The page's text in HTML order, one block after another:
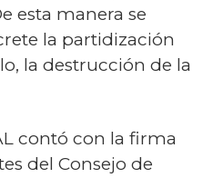
esta manera se
la partidización
la destrucción de la
contó con la firma
del Consejo de